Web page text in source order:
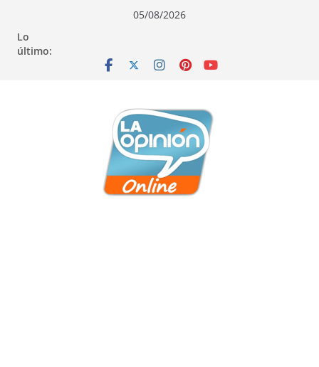
contenido
navegación
contenido
05/08/2026
Lo
último: